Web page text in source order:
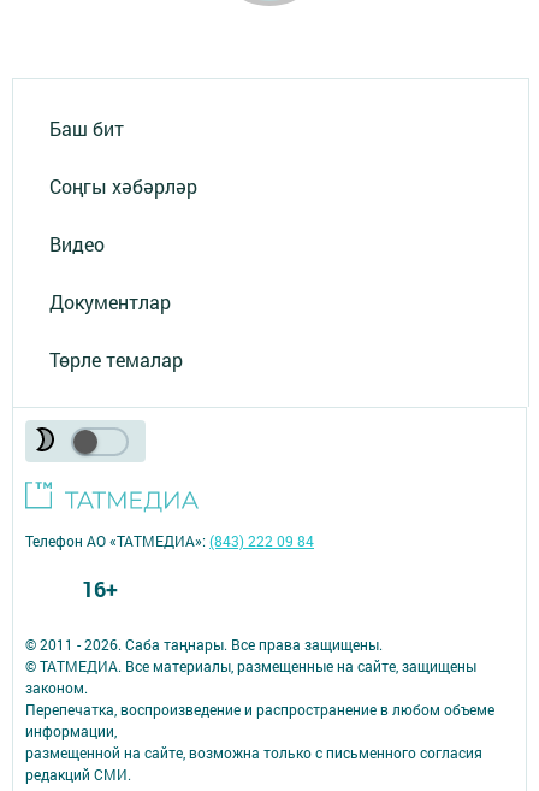
Баш бит
Соңгы хәбәрләр
Видео
Документлар
Төрле темалар
© 2011 - 2026. Саба таңнары. Все права защищены.
© ТАТМЕДИА. Все материалы, размещенные на сайте, защищены
законом.
Перепечатка, воспроизведение и распространение в любом объеме
информации,
размещенной на сайте, возможна только с письменного согласия
редакций СМИ.
Телефон АО «ТАТМЕДИА»:(843) 222 09 84
16+